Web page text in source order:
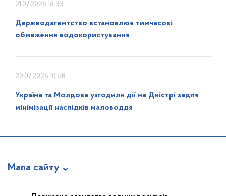
21.07.2026 16:33
Держводагентство встановлює тимчасові
обмеження водокористування
20.07.2026 10:58
Україна та Молдова узгодили дії на Дністрі задля
мінімізації наслідків маловоддя
Мапа сайту
Про відомство